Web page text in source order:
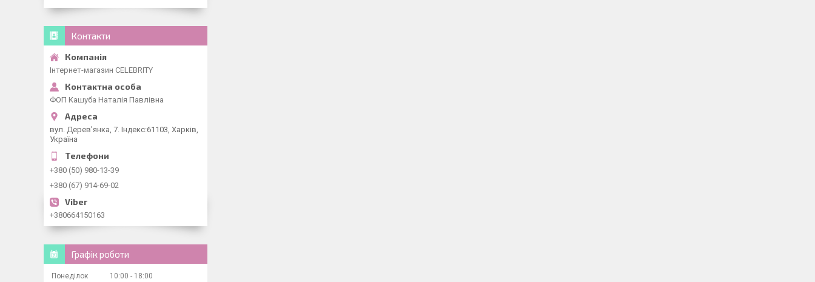
Контакти
Інтернет-магазин CELEBRITY
ФОП Кашуба Наталія Павлівна
вул. Дерев'янка, 7. Індекс:61103, Харків,
Україна
+380 (50) 980-13-39
+380 (67) 914-69-02
+380664150163
Графік роботи
Понеділок 10:00 18:00